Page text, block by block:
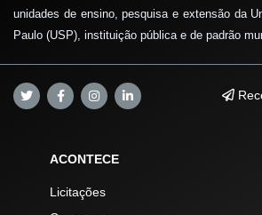
unidades de ensino, pesquisa e extensão da
Paulo (USP), instituição pública e de padrão
ACONTECE
Licitações